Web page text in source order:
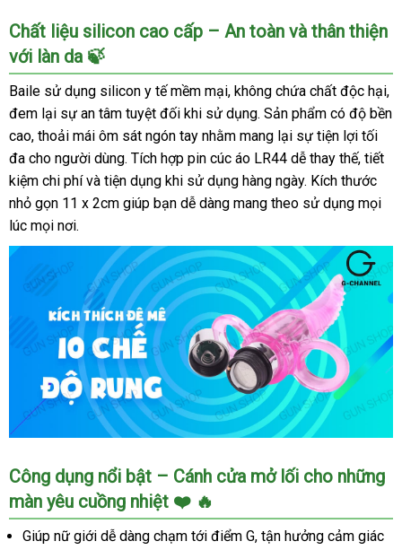
Lưỡi
rung
ngón
tay
Baile
silicon
10
chế
độ
rung
thích
Chất liệu silicon cao cấp – An toàn và thân thiện
với làn da 🍃
Baile sử dụng silicon y tế mềm mại, không chứa chất độc hại,
đem lại sự an tâm tuyệt đối khi sử dụng. Sản phẩm có độ bền
cao, thoải mái ôm sát ngón tay nhằm mang lại sự tiện lợi tối
đa cho người dùng. Tích hợp pin cúc áo LR44 dễ thay thế, tiết
kiệm chi phí và tiện dụng khi sử dụng hàng ngày. Kích thước
nhỏ gọn 11 x 2cm giúp bạn dễ dàng mang theo sử dụng mọi
lúc mọi nơi.
Lưỡi
rung
ngón
tay
Baile
Công dụng nổi bật – Cánh cửa mở lối cho những
màn yêu cuồng nhiệt ❤️ 🔥
Giúp nữ giới dễ dàng chạm tới điểm G, tận hưởng cảm giác